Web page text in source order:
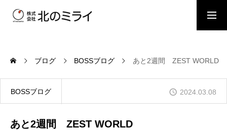
会社概要
事業内容
ブログ BOSSブログ あと2週間 ZEST WORLD
BOSSブログ 2024.03.08
あと2週間 ZEST WORLD